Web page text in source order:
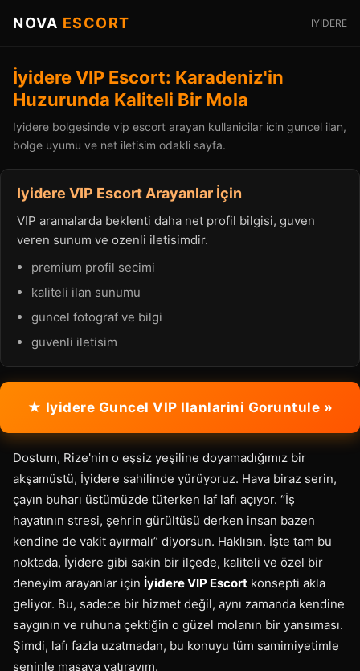
NOVA ESCORT IYIDERE
İyidere VIP Escort: Karadeniz'in
Huzurunda Kaliteli Bir Mola
Iyidere bolgesinde vip escort arayan kullanicilar icin guncel ilan,
bolge uyumu ve net iletisim odakli sayfa.
Iyidere VIP Escort Arayanlar İçin
VIP aramalarda beklenti daha net profil bilgisi, guven
veren sunum ve ozenli iletisimdir.
premium profil secimi
kaliteli ilan sunumu
guncel fotograf ve bilgi
guvenli iletisim
★ Iyidere Guncel VIP Ilanlarini Goruntule »
Dostum, Rize'nin o eşsiz yeşiline doyamadığımız bir
akşamüstü, İyidere sahilinde yürüyoruz. Hava biraz serin,
çayın buharı üstümüzde tüterken laf lafı açıyor. “İş
hayatının stresi, şehrin gürültüsü derken insan bazen
kendine de vakit ayırmalı” diyorsun. Haklısın. İşte tam bu
noktada, İyidere gibi sakin bir ilçede, kaliteli ve özel bir
deneyim arayanlar için İyidere VIP Escort konsepti akla
geliyor. Bu, sadece bir hizmet değil, aynı zamanda kendine
saygının ve ruhuna çektiğin o güzel molanın bir yansıması.
Şimdi, lafı fazla uzatmadan, bu konuyu tüm samimiyetimle
seninle masaya yatırayım.